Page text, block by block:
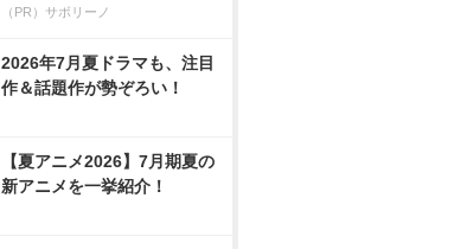
（PR）サボリーノ
2026年7月夏ドラマも、注目
作＆話題作が勢ぞろい！
【夏アニメ2026】7月期夏の
新アニメを一挙紹介！